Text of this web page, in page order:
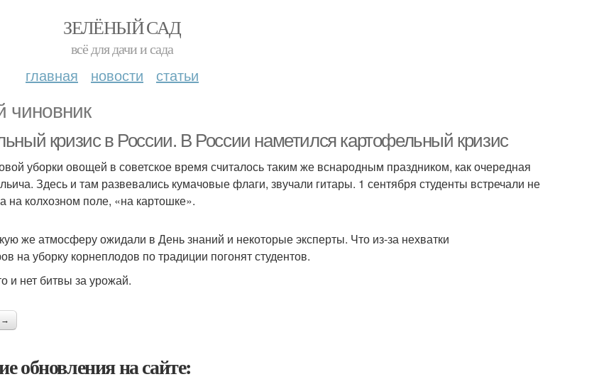
ЗЕЛЁНЫЙ САД
всё для дачи и сада
главная новости статьи
чиновник
кризис в России. В России наметился картофельный кризис
уборки овощей в советское время считалось таким же вснародным праздником, как очередная
Здесь и там развевались кумачовые флаги, звучали гитары. 1 сентября студенты встречали не
на колхозном поле, «на картошке».
же атмосферу ожидали в День знаний и некоторые эксперты. Что из-за нехватки
на уборку корнеплодов по традиции погонят студентов.
и нет битвы за урожай.
→
обновления на сайте: